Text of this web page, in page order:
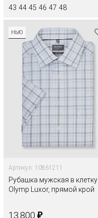
43 44 45 46 47 48
НЬЮ
Артикул: 10861211
Рубашка мужская в клетку
Olymp Luxor, прямой крой
13.800 ₽